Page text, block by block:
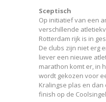
Sceptisch
Op initiatief van een
verschillende
Rotterdam rijk is in
De clubs zijn niet erg
liever een nieuwe
marathon komt er, in
wordt gekozen voor
Kralingse plas en
finish op de